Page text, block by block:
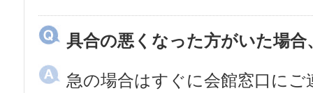
具合の悪くなった方がいた場
急の場合はすぐに会館窓口に